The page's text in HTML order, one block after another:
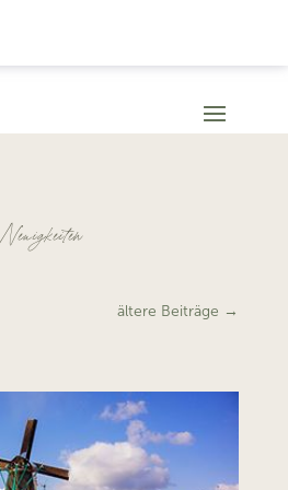
Neuigkeiten
ältere Beiträge →